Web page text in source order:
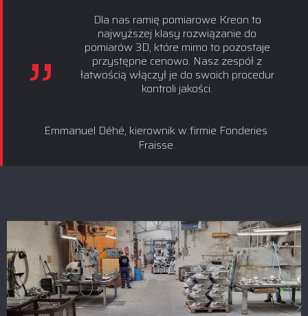
Dla nas ramię pomiarowe Kreon to
najwyższej klasy rozwiązanie do
pomiarów 3D, które mimo to pozostaje
przystępne cenowo. Nasz zespół z
łatwością włączył je do swoich procedur
kontroli jakości.
Emmanuel Déhé, kierownik w firmie Fonderies
Fraisse